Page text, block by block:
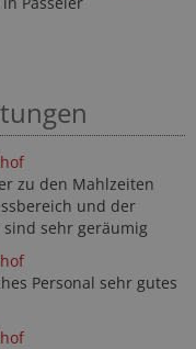
zu den Mahlzeiten
und der
sehr geräumig
Personal sehr gutes